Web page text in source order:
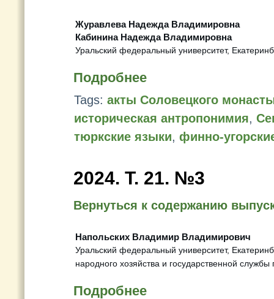
Журавлева Надежда Владимировна
Кабинина Надежда Владимировна
Уральский федеральный университет,
Подробнее
Tags: акты Соловецкого
историческая антропонимия,
тюркские языки, финно-
2024. Т. 21. №3
Вернуться к содержанию
Напольских Владимир Владимирович
Уральский федеральный университет,
народного хозяйства и государственной
Подробнее